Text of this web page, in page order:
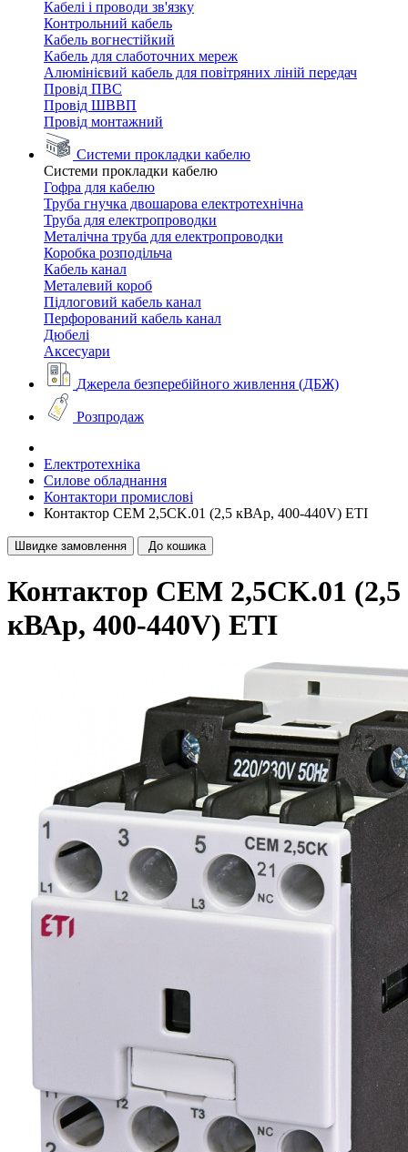
Кабелі і проводи зв'язку
Контрольний кабель
Кабель вогнестійкий
Кабель для слаботочних мереж
Алюмінієвий кабель для повітряних ліній передач
Провід ПВС
Провід ШВВП
Провід монтажний
Системи прокладки кабелю
Системи прокладки кабелю
Гофра для кабелю
Труба гнучка двошарова електротехнічна
Труба для електропроводки
Металічна труба для електропроводки
Коробка розподільча
Кабель канал
Металевий короб
Підлоговий кабель канал
Перфорований кабель канал
Дюбелі
Аксесуари
Джерела безперебійного живлення (ДБЖ)
Розпродаж
Електротехніка
Силове обладнання
Контактори промислові
Контактор CEM 2,5CK.01 (2,5 кВАр, 400-440V) ETI
Швидке замовлення До кошика
Контактор CEM 2,5CK.01 (2,5
кВАр, 400-440V) ETI